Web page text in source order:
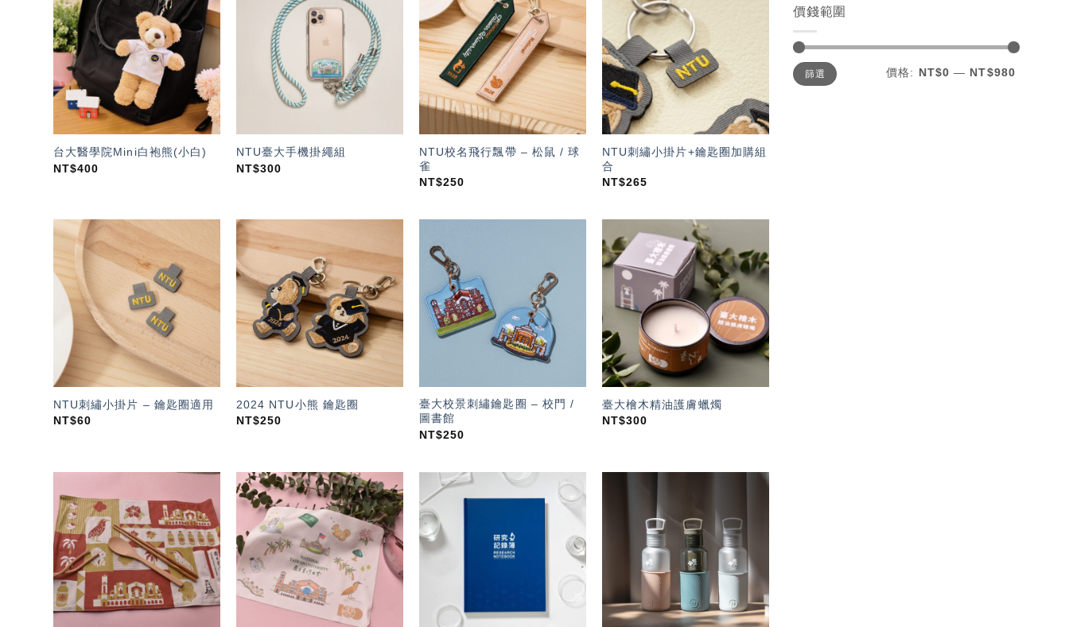
加入
「願
望輕
單」
台大醫學院Mini白袍熊(小白)
NT$400
加入
「願
望輕
單」
NTU臺大手機掛繩組
NT$300
「願
望輕
單」
NTU校名飛行飄帶 – 松鼠 / 球
雀
NT$250
NTU刺繡小掛片+鑰匙圈加購組
合
NT$265
望輕
單」
NTU刺繡小掛片 – 鑰匙圈適用
NT$60
「願
望輕
單」
2024 NTU小熊 鑰匙圈
NT$250
「願
望輕
臺大校景刺繡鑰匙圈 – 校門 /
圖書館
NT$250
加入
「願
望輕
單」
臺大檜木精油護膚蠟燭
NT$300
加入
「願
望輕
單」
加入
「願
望輕
單」
加入
望輕
單」
「願
望輕
單」
價錢範圍
最
低
價
最
高
價
篩選 價格: NT$0 — NT$980